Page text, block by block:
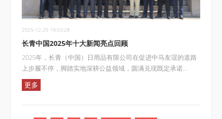
2025-12-25 16:03:28
长青中国2025年十大新闻亮点回顾
2025年，长青（中国）日用品有限公司在促进中马友谊的道路
上步履不停，脚踏实地深耕公益领域，圆满兑现既定承诺...
更多